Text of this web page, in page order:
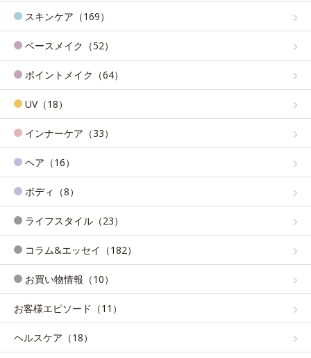
スキンケア（169）
ベースメイク（52）
ポイントメイク（64）
UV（18）
インナーケア（33）
ヘア（16）
ボディ（8）
ライフスタイル（23）
コラム&エッセイ（182）
お買い物情報（10）
お客様エピソード（11）
ヘルスケア（18）